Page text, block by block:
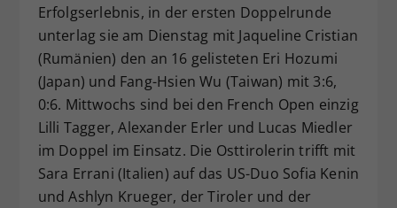
Erfolgserlebnis, in der ersten Doppelrunde
unterlag sie am Dienstag mit Jaqueline Cristian
(Rumänien) den an 16 gelisteten Eri Hozumi
(Japan) und Fang-Hsien Wu (Taiwan) mit 3:6,
0:6. Mittwochs sind bei den French Open einzig
Lilli Tagger, Alexander Erler und Lucas Miedler
im Doppel im Einsatz. Die Osttirolerin trifft mit
Sara Errani (Italien) auf das US-Duo Sofia Kenin
und Ashlyn Krueger, der Tiroler und der